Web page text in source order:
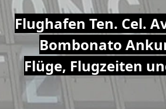
Air
Traffic
Live
Flughafen Ten. Cel.
Bombonato
Flüge, Flugzeiten